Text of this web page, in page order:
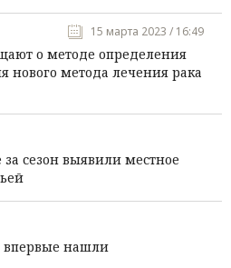
15 марта 2023 / 16:49
о методе определения
нового метода лечения рака
сезон выявили местное
впервые нашли